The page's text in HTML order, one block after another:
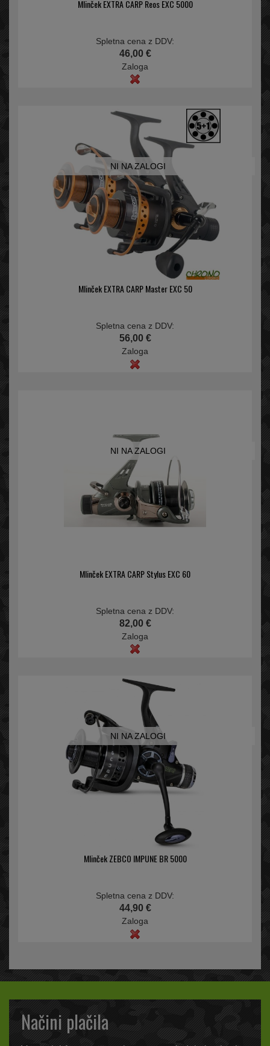
Mlinček EXTRA CARP Reos EXC 5000
Spletna cena z DDV:
46,00 €
Zaloga
NI NA ZALOGI
Mlinček EXTRA CARP Master EXC 50
Spletna cena z DDV:
56,00 €
Zaloga
NI NA ZALOGI
Mlinček EXTRA CARP Stylus EXC 60
Spletna cena z DDV:
82,00 €
Zaloga
NI NA ZALOGI
Mlinček ZEBCO IMPUNE BR 5000
Spletna cena z DDV:
44,90 €
Zaloga
Načini plačila